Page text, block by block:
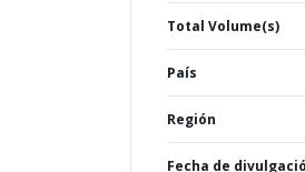
Total Volume(s)
País
Región
Fecha de